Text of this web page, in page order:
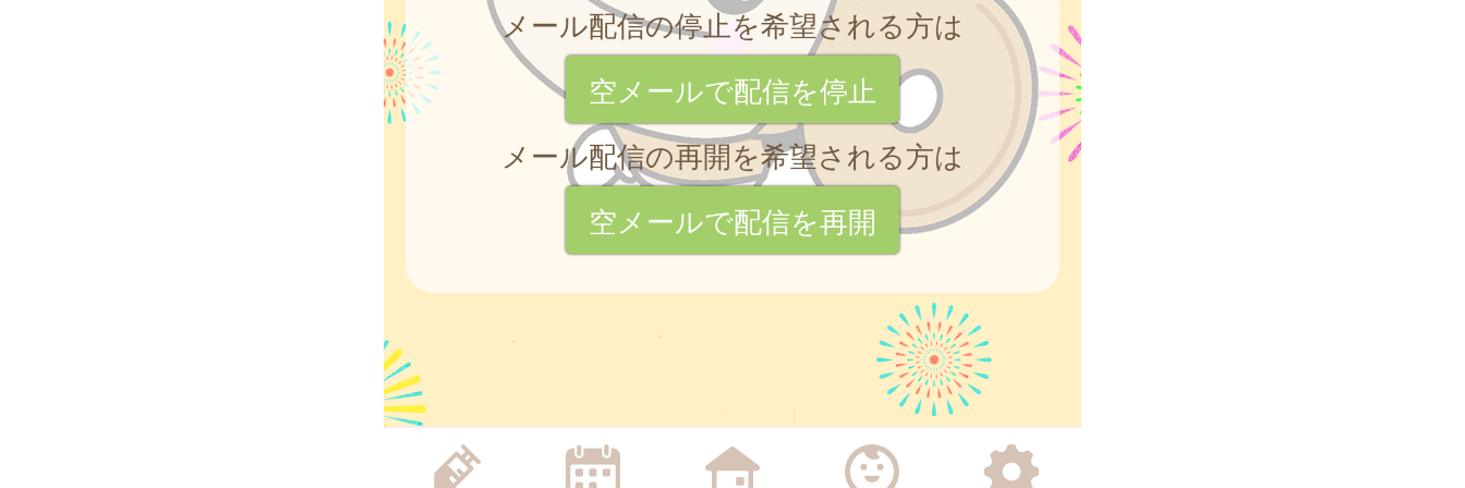
メール配信の停止を希望される方は
空メールで配信を停止
メール配信の再開を希望される方は
空メールで配信を再開